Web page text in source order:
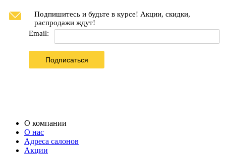
Подпишитесь и будьте в курсе! Акции, скидки,
распродажи ждут!
Email:
Подписаться
О компании
О нас
Адреса салонов
Акции